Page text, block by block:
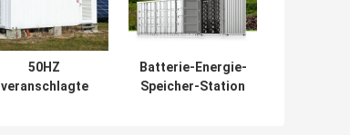
50HZ
veranschlagte
Batterie-Energie-
Speicher-Station